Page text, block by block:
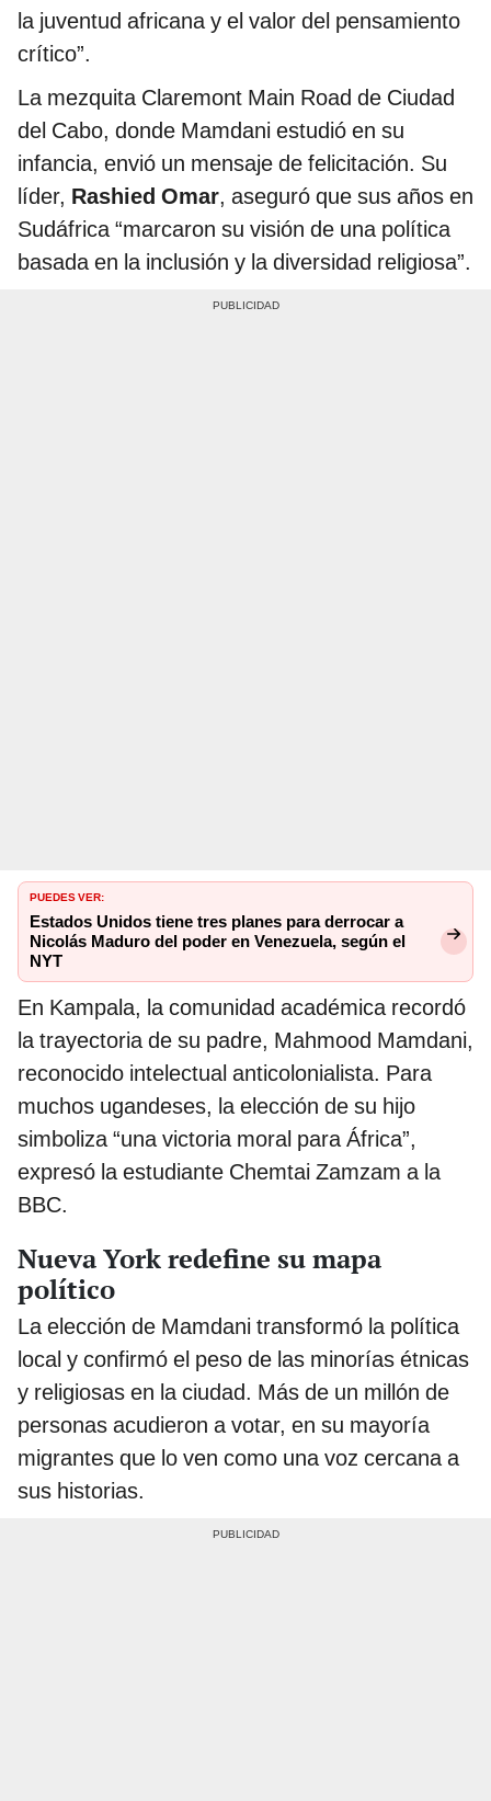
la juventud africana y el valor del pensamiento
crítico”.
La mezquita Claremont Main Road de Ciudad
del Cabo, donde Mamdani estudió en su
infancia, envió un mensaje de felicitación. Su
líder, Rashied Omar, aseguró que sus años en
Sudáfrica “marcaron su visión de una política
basada en la inclusión y la diversidad religiosa”.
PUEDES VER:
Estados Unidos tiene tres planes para derrocar a
Nicolás Maduro del poder en Venezuela, según el
NYT
En Kampala, la comunidad académica recordó
la trayectoria de su padre, Mahmood Mamdani,
reconocido intelectual anticolonialista. Para
muchos ugandeses, la elección de su hijo
simboliza “una victoria moral para África”,
expresó la estudiante Chemtai Zamzam a la
BBC.
Nueva York redefine su mapa
político
La elección de Mamdani transformó la política
local y confirmó el peso de las minorías étnicas
y religiosas en la ciudad. Más de un millón de
personas acudieron a votar, en su mayoría
migrantes que lo ven como una voz cercana a
sus historias.